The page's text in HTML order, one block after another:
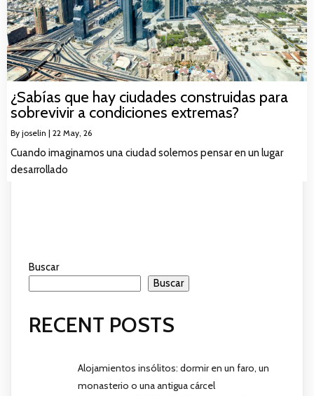
¿Sabías que hay ciudades construidas para
sobrevivir a condiciones extremas?
By joselin | 22 May, 26
Cuando imaginamos una ciudad solemos pensar en un lugar
desarrollado
Buscar
Buscar
RECENT POSTS
Alojamientos insólitos: dormir en un faro, un
monasterio o una antigua cárcel